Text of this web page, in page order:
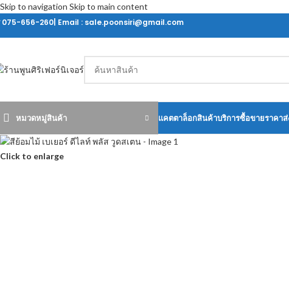
Skip to navigation Skip to main content
075-656-260| Email : sale.poonsiri@gmail.com
หมวดหมู่สินค้า แคตตาล็อกสินค้าบริการซื้อขายราคาส่
Click to enlarge